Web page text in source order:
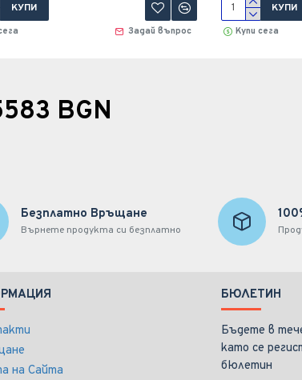
КУПИ
Задай въпрос
КУПИ
Купи сега
BGN
Безплатно Връщане
Върнете продукта си безплатно
на Сайта
БЮЛЕТИН
Бъдете в
като се
бюлетин